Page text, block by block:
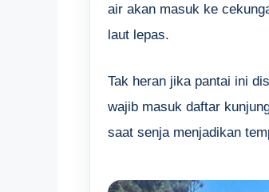
air akan masuk ke
laut lepas.
Tak heran jika pantai ini
wajib masuk daftar
saat senja menjadikan